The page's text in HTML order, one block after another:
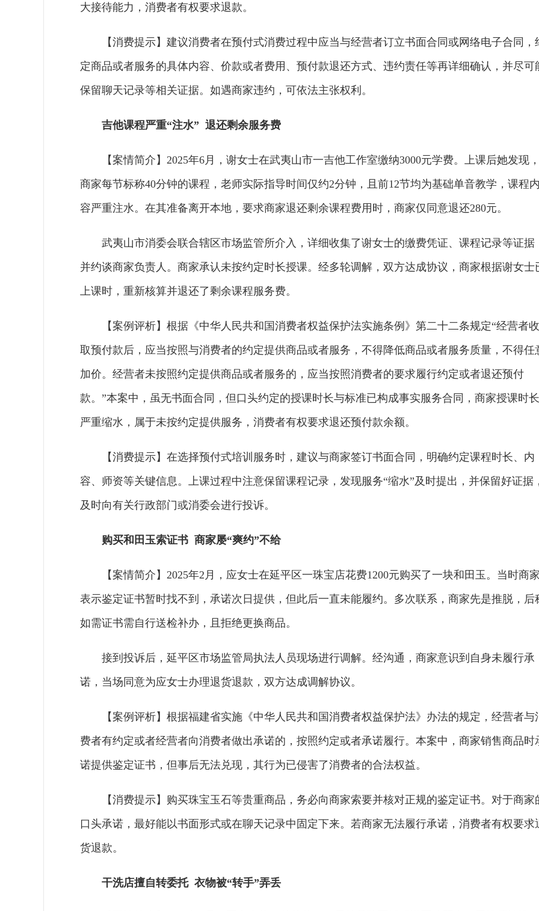
大接待能力，消费者有权要求退款。
【消费提示】建议消费者在预付式消费过程中应当与经营者订立书面合同或网络电子合同，
定商品或者服务的具体内容、价款或者费用、预付款退还方式、违约责任等再详细确认，并尽可
保留聊天记录等相关证据。如遇商家违约，可依法主张权利。
吉他课程严重“注水” 退还剩余服务费
【案情简介】2025年6月，谢女士在武夷山市一吉他工作室缴纳3000元学费。上课后她发现，
商家每节标称40分钟的课程，老师实际指导时间仅约2分钟，且前12节均为基础单音教学，课程内
容严重注水。在其准备离开本地，要求商家退还剩余课程费用时，商家仅同意退还280元。
武夷山市消委会联合辖区市场监管所介入，详细收集了谢女士的缴费凭证、课程记录等证据
并约谈商家负责人。商家承认未按约定时长授课。经多轮调解，双方达成协议，商家根据谢女士
上课时，重新核算并退还了剩余课程服务费。
【案例评析】根据《中华人民共和国消费者权益保护法实施条例》第二十二条规定“经营者收
取预付款后，应当按照与消费者的约定提供商品或者服务，不得降低商品或者服务质量，不得任
加价。经营者未按照约定提供商品或者服务的，应当按照消费者的要求履行约定或者退还预付
款。”本案中，虽无书面合同，但口头约定的授课时长与标准已构成事实服务合同，商家授课时长
严重缩水，属于未按约定提供服务，消费者有权要求退还预付款余额。
【消费提示】在选择预付式培训服务时，建议与商家签订书面合同，明确约定课程时长、内
容、师资等关键信息。上课过程中注意保留课程记录，发现服务“缩水”及时提出，并保留好证据，
及时向有关行政部门或消委会进行投诉。
购买和田玉索证书 商家屡“爽约”不给
【案情简介】2025年2月，应女士在延平区一珠宝店花费1200元购买了一块和田玉。当时商家
表示鉴定证书暂时找不到，承诺次日提供，但此后一直未能履约。多次联系，商家先是推脱，后
如需证书需自行送检补办，且拒绝更换商品。
接到投诉后，延平区市场监管局执法人员现场进行调解。经沟通，商家意识到自身未履行承
诺，当场同意为应女士办理退货退款，双方达成调解协议。
【案例评析】根据福建省实施《中华人民共和国消费者权益保护法》办法的规定，经营者与
费者有约定或者经营者向消费者做出承诺的，按照约定或者承诺履行。本案中，商家销售商品时
诺提供鉴定证书，但事后无法兑现，其行为已侵害了消费者的合法权益。
【消费提示】购买珠宝玉石等贵重商品，务必向商家索要并核对正规的鉴定证书。对于商家
口头承诺，最好能以书面形式或在聊天记录中固定下来。若商家无法履行承诺，消费者有权要求
货退款。
干洗店擅自转委托 衣物被“转手”弄丢